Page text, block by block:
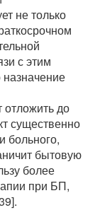
не только
с этим
отложить до
существенно
больного,
бытовую
более
при БП,